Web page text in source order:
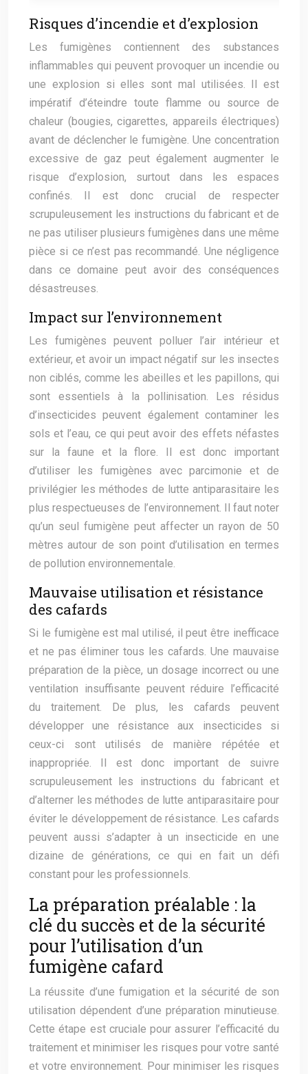
Risques d’incendie et d’explosion
Les fumigènes contiennent des substances
inflammables qui peuvent provoquer un incendie ou
une explosion si elles sont mal utilisées. Il est
impératif d’éteindre toute flamme ou source de
chaleur (bougies, cigarettes, appareils électriques)
avant de déclencher le fumigène. Une concentration
excessive de gaz peut également augmenter le
risque d’explosion, surtout dans les espaces
confinés. Il est donc crucial de respecter
scrupuleusement les instructions du fabricant et de
ne pas utiliser plusieurs fumigènes dans une même
pièce si ce n’est pas recommandé. Une négligence
dans ce domaine peut avoir des conséquences
désastreuses.
Impact sur l’environnement
Les fumigènes peuvent polluer l’air intérieur et
extérieur, et avoir un impact négatif sur les insectes
non ciblés, comme les abeilles et les papillons, qui
sont essentiels à la pollinisation. Les résidus
d’insecticides peuvent également contaminer les
sols et l’eau, ce qui peut avoir des effets néfastes
sur la faune et la flore. Il est donc important
d’utiliser les fumigènes avec parcimonie et de
privilégier les méthodes de lutte antiparasitaire les
plus respectueuses de l’environnement. Il faut noter
qu’un seul fumigène peut affecter un rayon de 50
mètres autour de son point d’utilisation en termes
de pollution environnementale.
Mauvaise utilisation et résistance
des cafards
Si le fumigène est mal utilisé, il peut être inefficace
et ne pas éliminer tous les cafards. Une mauvaise
préparation de la pièce, un dosage incorrect ou une
ventilation insuffisante peuvent réduire l’efficacité
du traitement. De plus, les cafards peuvent
développer une résistance aux insecticides si
ceux-ci sont utilisés de manière répétée et
inappropriée. Il est donc important de suivre
scrupuleusement les instructions du fabricant et
d’alterner les méthodes de lutte antiparasitaire pour
éviter le développement de résistance. Les cafards
peuvent aussi s’adapter à un insecticide en une
dizaine de générations, ce qui en fait un défi
constant pour les professionnels.
La préparation préalable : la
clé du succès et de la sécurité
pour l’utilisation d’un
fumigène cafard
La réussite d’une fumigation et la sécurité de son
utilisation dépendent d’une préparation minutieuse.
Cette étape est cruciale pour assurer l’efficacité du
traitement et minimiser les risques pour votre santé
et votre environnement. Pour minimiser les risques